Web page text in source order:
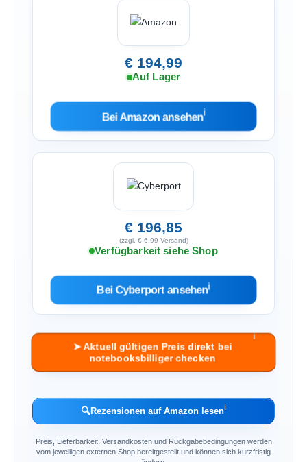
€ 194,99
Auf Lager
Bei Amazon ansehenℹ︎
€ 196,85
(zzgl. € 6,99 Versand)
Verfügbarkeit siehe Shop
Bei Cyberport ansehenℹ︎
➤ Aktuell gültigen Preis direkt bei
notebooksbilliger checken
ℹ︎
🔍Rezensionen auf Amazon lesenℹ︎
Preis, Lieferbarkeit, Versandkosten und Rückgabebedingungen werden
vom jeweiligen externen Shop bereitgestellt und können sich kurzfristig